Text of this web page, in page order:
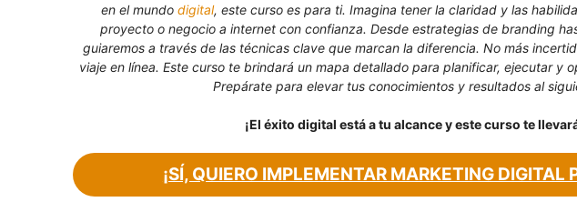
en el mundo digital, este curso es para ti. Imagina tener la claridad y las
proyecto o negocio a internet con confianza. Desde estrategias de branding
guiaremos a través de las técnicas clave que marcan la diferencia. No más
viaje en línea. Este curso te brindará un mapa detallado para planificar, ejecutar y
Prepárate para elevar tus conocimientos y resultados al
¡El éxito digital está a tu alcance y este curso te
¡SÍ, QUIERO IMPLEMENTAR MARKETING DIGITAL